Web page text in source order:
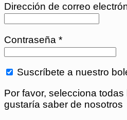
Dirección de correo
Contraseña *Obligatorio
Suscríbete a nuestro
Por favor, selecciona
gustaría saber de nosotros